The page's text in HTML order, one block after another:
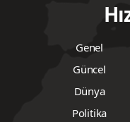
Genel
Güncel
Dünya
Politika